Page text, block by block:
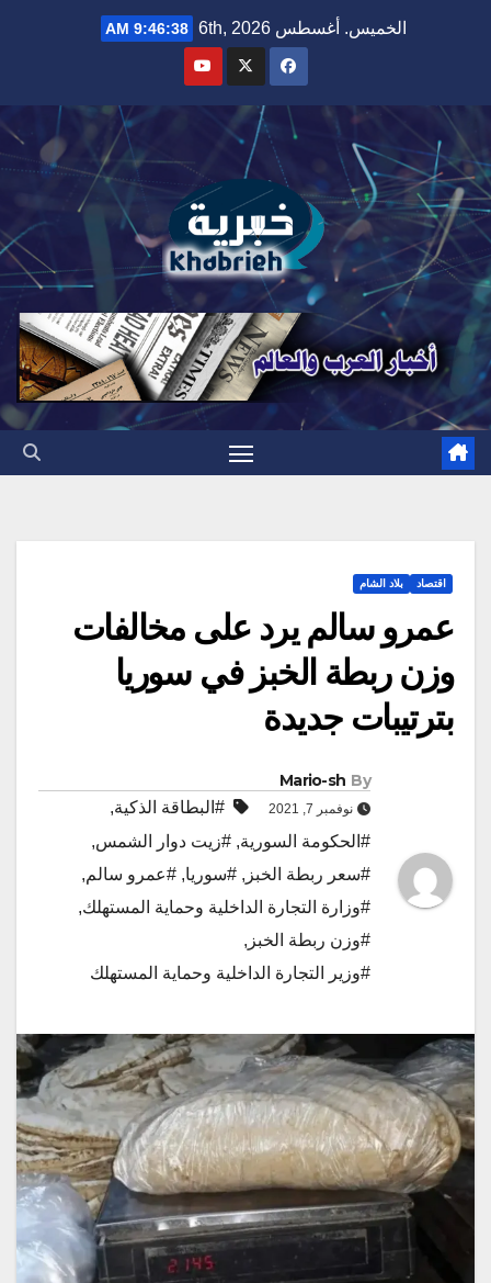
الخميس. أغسطس 6th, 2026 9:46:39 AM
اقتصاد بلاد الشام
عمرو سالم يرد على مخالفات
وزن ربطة الخبز في سوريا
بترتيبات جديدة
By
Mario-sh
نوفمبر 7, 2021 #البطاقة الذكية,
#الحكومة السورية, #زيت دوار الشمس,
#سعر ربطة الخبز , #سوريا, #عمرو سالم,
#وزارة التجارة الداخلية وحماية المستهلك,
#وزن ربطة الخبز ,
#وزير التجارة الداخلية وحماية المستهلك